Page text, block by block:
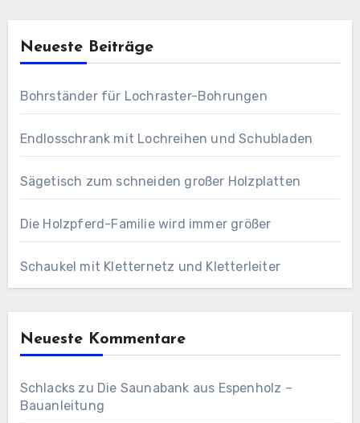
Neueste Beiträge
Bohrständer für Lochraster-Bohrungen
Endlosschrank mit Lochreihen und Schubladen
Sägetisch zum schneiden großer Holzplatten
Die Holzpferd-Familie wird immer größer
Schaukel mit Kletternetz und Kletterleiter
Neueste Kommentare
Schlacks zu Die Saunabank aus Espenholz –
Bauanleitung